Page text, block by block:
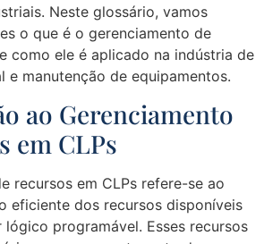
Neste glossário, vamos
o que é o gerenciamento de
como ele é aplicado na indústria de
e manutenção de equipamentos.
ao Gerenciamento
em CLPs
recursos em CLPs refere-se ao
eficiente dos recursos disponíveis
programável. Esses recursos